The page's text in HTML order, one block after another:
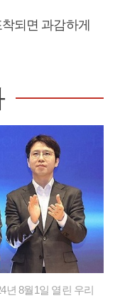
되면 과감하게
년 8월1일 열린 우리